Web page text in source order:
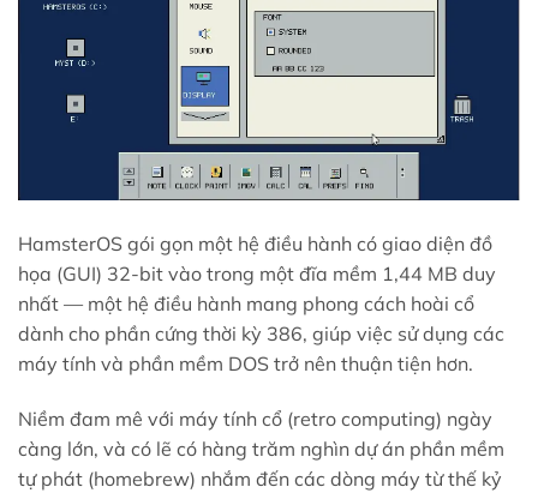
HamsterOS gói gọn một hệ điều hành có giao diện đồ
họa (GUI) 32-bit vào trong một đĩa mềm 1,44 MB duy
nhất — một hệ điều hành mang phong cách hoài cổ
dành cho phần cứng thời kỳ 386, giúp việc sử dụng các
máy tính và phần mềm DOS trở nên thuận tiện hơn.
Niềm đam mê với máy tính cổ (retro computing) ngày
càng lớn, và có lẽ có hàng trăm nghìn dự án phần mềm
tự phát (homebrew) nhắm đến các dòng máy từ thế kỷ